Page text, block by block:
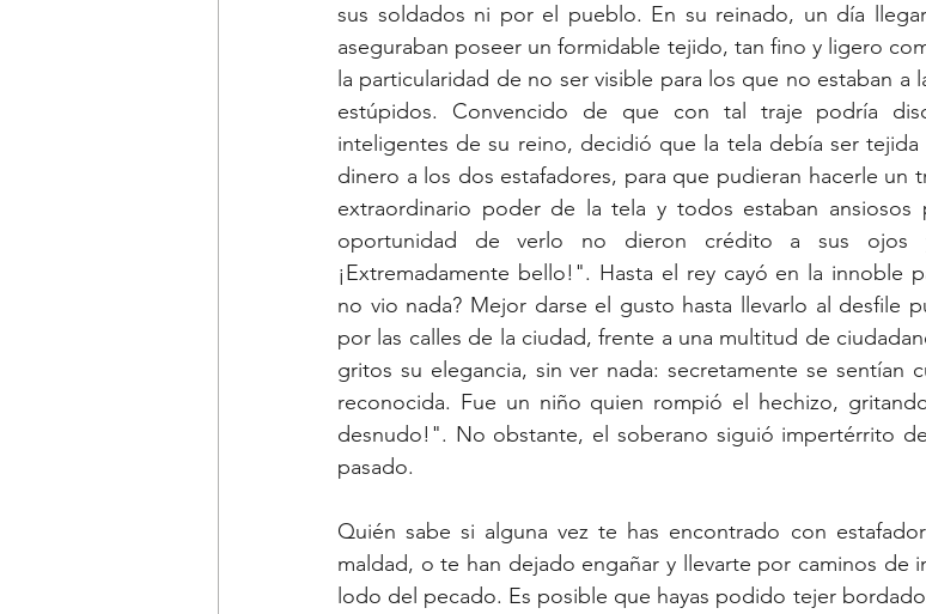
sus soldados ni por el pueblo. En su reinado, un día
aseguraban poseer un formidable tejido, tan fino y ligero
la particularidad de no ser visible para los que no estaban a
estúpidos. Convencido de que con tal traje podría
inteligentes de su reino, decidió que la tela debía ser
dinero a los dos estafadores, para que pudieran hacerle un
extraordinario poder de la tela y todos estaban ansiosos
oportunidad de verlo no dieron crédito a sus ojos y
¡Extremadamente bello!". Hasta el rey cayó en la innoble
no vio nada? Mejor darse el gusto hasta llevarlo al desfile
por las calles de la ciudad, frente a una multitud de
gritos su elegancia, sin ver nada: secretamente se sentían
reconocida. Fue un niño quien rompió el hechizo,
desnudo!". No obstante, el soberano siguió impertérrito
pasado.
Quién sabe si alguna vez te has encontrado con
maldad, o te han dejado engañar y llevarte por caminos de
lodo del pecado. Es posible que hayas podido tejer